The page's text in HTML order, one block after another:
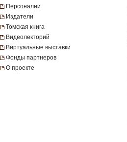
Персоналии
Издатели
Томская книга
Видеолекторий
Виртуальные выставки
Фонды партнеров
О проекте